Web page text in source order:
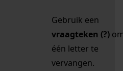
Gebruik een
vraagteken (?)
één letter te
vervangen.